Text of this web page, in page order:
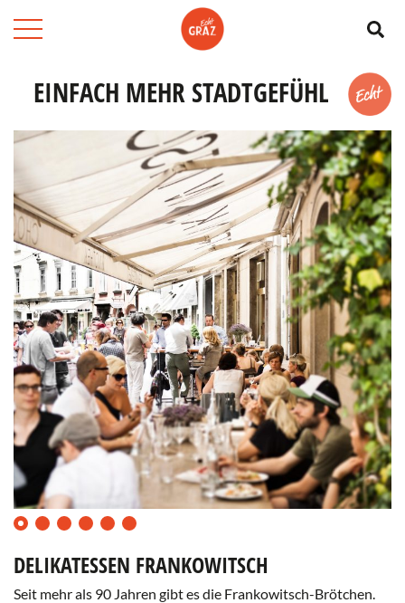
EINFACH MEHR STADTGEFÜHL
0 1 2 3 4 5
DELIKATESSEN FRANKOWITSCH
Seit mehr als 90 Jahren gibt es die Frankowitsch-Brötchen.